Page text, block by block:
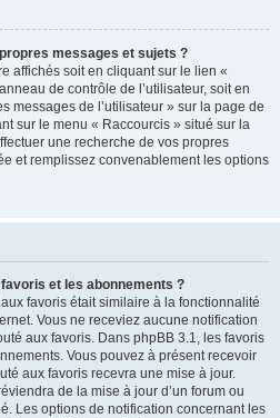
messages et sujets ?
affichés soit en cliquant sur le lien «
de contrôle de l’utilisateur, soit en
messages de l’utilisateur » sur la page de
sur le menu « Raccourcis » situé sur la
une recherche de vos propres
et remplissez convenablement les options
et les abonnements ?
favoris était similaire à la fonctionnalité
Vous ne receviez aucune notification
aux favoris. Dans phpBB 3.1, les favoris
Vous pouvez à présent recevoir
aux favoris recevra une mise à jour.
de la mise à jour d’un forum ou
Les options de notification concernant les